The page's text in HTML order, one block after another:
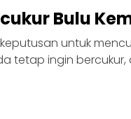
Bulu
untuk
tetap ingin